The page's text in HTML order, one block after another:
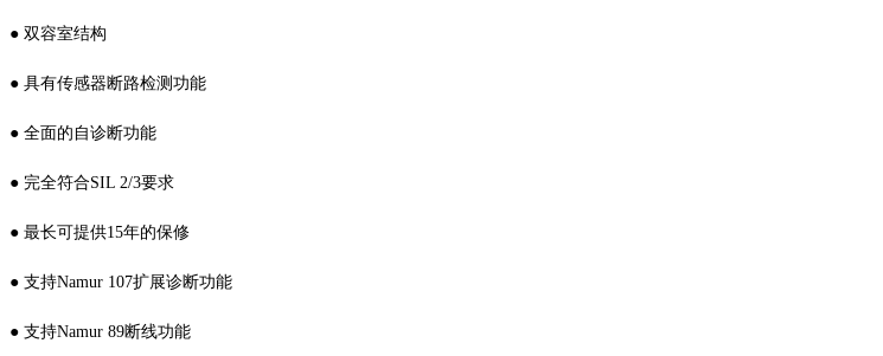
● 双容室结构
● 具有传感器断路检测功能
● 全面的自诊断功能
● 完全符合SIL 2/3要求
● 最长可提供15年的保修
● 支持Namur 107扩展诊断功能
● 支持Namur 89断线功能